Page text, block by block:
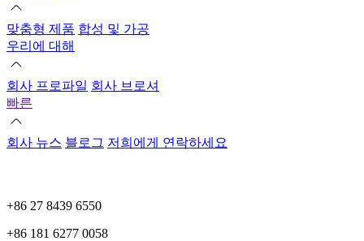
맞춤형 제품 합성 및 가공
우리에 대해
회사 프로파일 회사 브로셔
빠른
회사 뉴스 블로그 저희에게 연락하세요
+86 27 8439 6550
+86 181 6277 0058